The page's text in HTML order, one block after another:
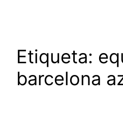
Etiqueta:
barcelona